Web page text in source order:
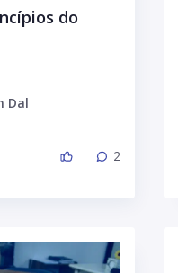
do
Dal
2